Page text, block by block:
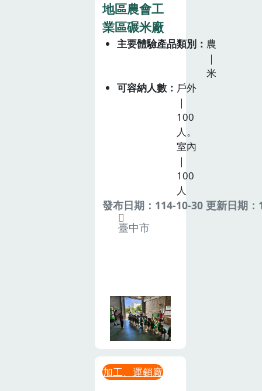
地區農會工
業區碾米廠
主要體驗產品類別
農
｜
米
可容納人數
戶外
｜
100
人。
室內
｜
100
人
發布日期：114-10-30 更新日期
臺中市
加工、運銷廠